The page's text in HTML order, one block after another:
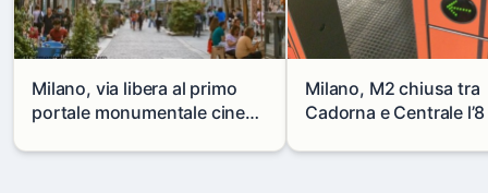
Milano, via libera al primo
portale monumentale cinese
Milano, M2 chiusa tra
Cadorna e Centrale
alternative